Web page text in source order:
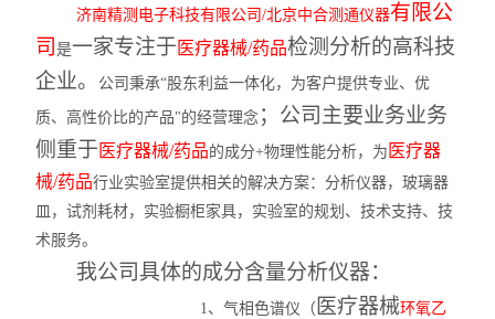
济南精测电子科技有限公司/北京中合测通仪器有限公
司是一家专注于 医疗器械/药品检测分析的高科技
企业。
公司秉承“股东利益一体化，为客户提供专业、优
质、高性价比的产品"的经营理念 ； 公司主要业务业务
侧重于 医疗器械/药品的成分+物理性能分析，为 医疗器
械/药品行业实验室提供相关的解决方案：分析仪器，玻璃器
皿，试剂耗材，实验橱柜家具，实验室的规划、技术支持、技
术服务。
我公司具体的成分含量分析仪器：
1、气相色谱仪（ 医疗器械环氧乙